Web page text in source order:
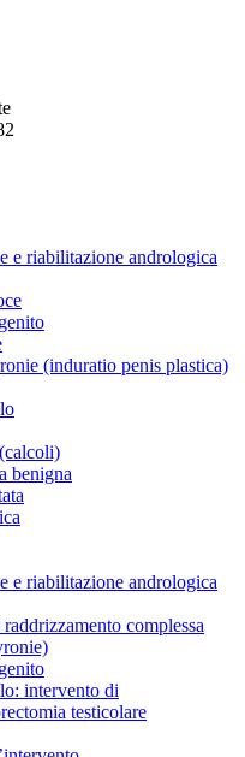
e riabilitazione andrologica
(induratio penis plastica)
benigna
e riabilitazione andrologica
complessa
intervento di
testicolare